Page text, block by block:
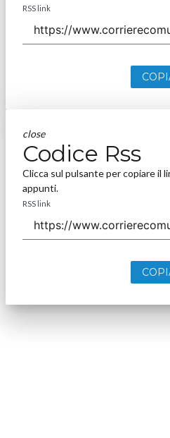
RSS link
close
Codice Rss
Clicca sul pulsante per copiare il
appunti.
RSS link